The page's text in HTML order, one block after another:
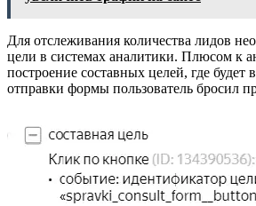
Для отслеживания количества лидов
цели в системах аналитики. Плюсом к
построение составных целей, где будет
отправки формы пользователь бросил